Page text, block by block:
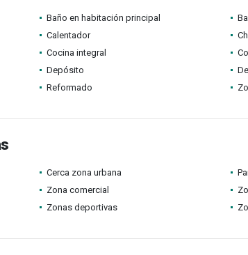
Baño en habitación principal
Calentador
Cocina integral
Depósito
Reformado
Cerca zona urbana
Zona comercial
Zonas deportivas